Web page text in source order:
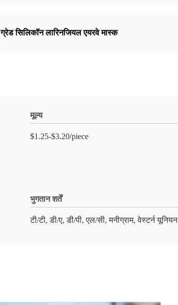
सिलिकॉन लारिनजियल एयरवे मास्क
मूल्य
$1.25-$3.20/piece
भुगतान शर्तें
टी/टी, डी/ए, डी/पी, एल/सी, मनीग्राम, वेस्टर्न यूनियन